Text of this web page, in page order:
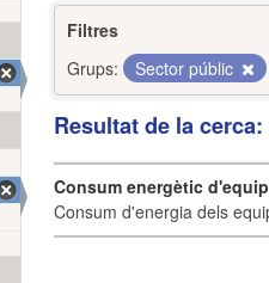
Filtres
Grups:
Sector públic
Resultat de la
Consum energètic
Consum d'energia dels